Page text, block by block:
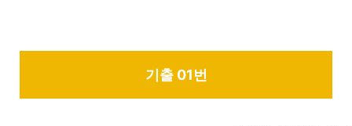
기출 01번